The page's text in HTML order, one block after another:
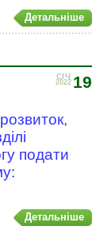
Детальніше
19
СІЧ
2022
подати
Детальніше